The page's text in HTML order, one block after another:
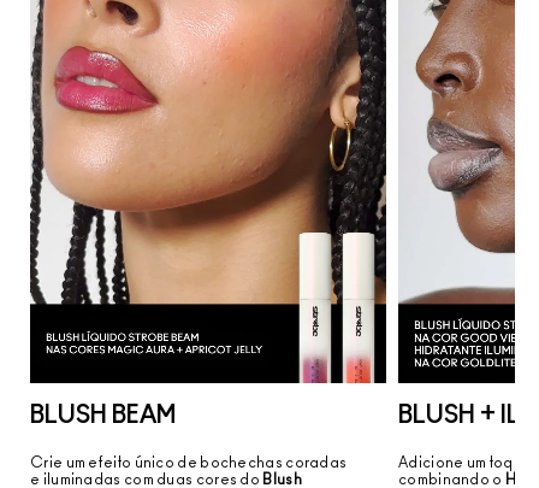
BLUSH BEAM
Crie um efeito único de bochechas coradas
e iluminadas com duas cores do Blush
BLUSH +
Adicione um toque
combinando o